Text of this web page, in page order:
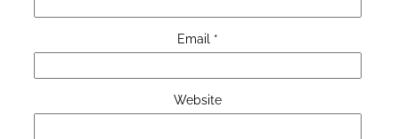
Email *
Website